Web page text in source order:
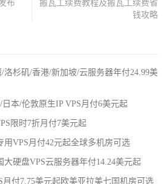
布
搬瓦工续费教程及搬瓦工续费省
钱攻略
洛杉矶/香港/新加坡/云服务器年付24.99美
本/伦敦原生IP VPS月付6美元起
限时7折月付7美元起
用VPS月付42元起全球多机房可选
大硬盘VPS云服务器年付14.24美元起
月付7.75美元起欧美亚拉美七国机房可选